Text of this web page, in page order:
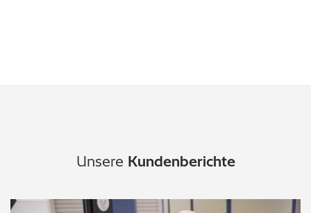
Unsere Kundenberichte